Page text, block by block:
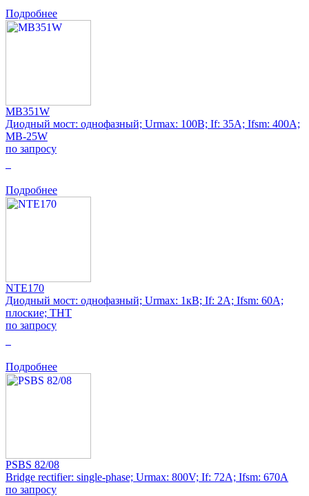
Подробнее
MB351W
Диодный мост: однофазный; Urmax: 100В; If: 35А; Ifsm: 400А;
MB-25W
по запросу
Подробнее
NTE170
Диодный мост: однофазный; Urmax: 1кВ; If: 2А; Ifsm: 60А;
плоские; THT
по запросу
Подробнее
PSBS 82/08
Bridge rectifier: single-phase; Urmax: 800V; If: 72A; Ifsm: 670A
по запросу